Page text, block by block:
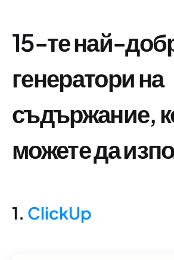
15-те най-
генератори на
съдържание,
можете да
1. ClickUp